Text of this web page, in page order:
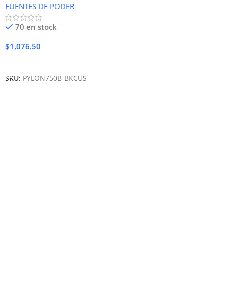
FUENTES DE PODER
70 en stock
$1,076.50
SKU: PYLON750B-BKCUS